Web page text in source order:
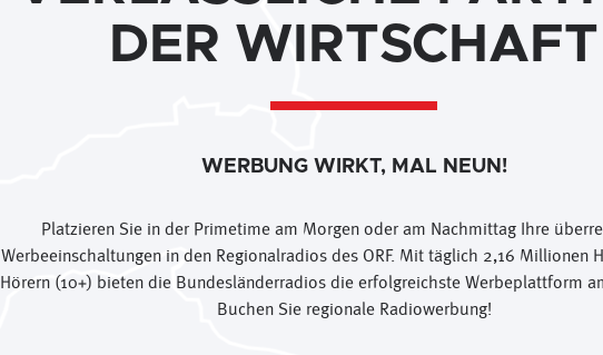
DER WIRTSCHAFT
WERBUNG WIRKT, MAL NEUN!
Platzieren Sie in der Primetime am Morgen oder am Nachmittag Ihre
Werbeeinschaltungen in den Regionalradios des ORF. Mit täglich 2,16 Millionen
Hörern (10+) bieten die Bundesländerradios die erfolgreichste Werbeplattform
Buchen Sie regionale Radiowerbung!